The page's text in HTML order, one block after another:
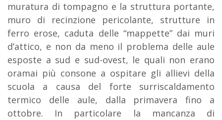
muratura di tompagno e la struttura portante,
muro di recinzione pericolante, strutture in
ferro erose, caduta delle “mappette” dai muri
d’attico, e non da meno il problema delle aule
esposte a sud e sud-ovest, le quali non erano
oramai più consone a ospitare gli allievi della
scuola a causa del forte surriscaldamento
termico delle aule, dalla primavera fino a
ottobre. In particolare la mancanza di